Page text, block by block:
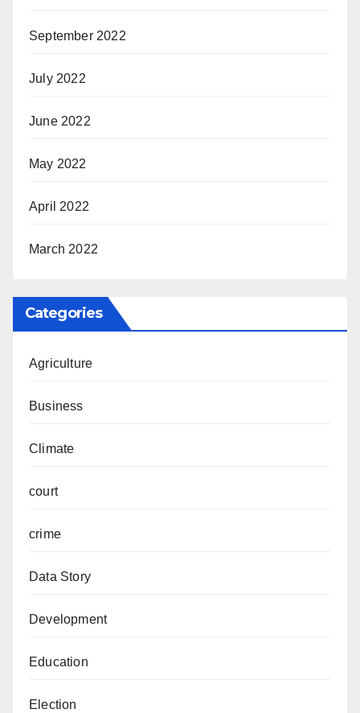
September 2022
July 2022
June 2022
May 2022
April 2022
March 2022
Categories
Agriculture
Business
Climate
court
crime
Data Story
Development
Education
Election